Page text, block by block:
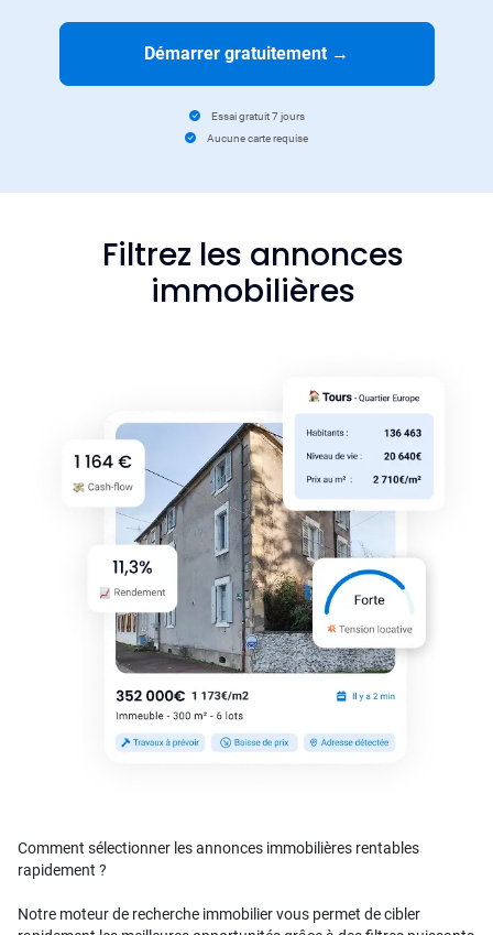
Démarrer gratuitement →
Essai gratuit 7 jours
Aucune carte requise
Filtrez les annonces
immobilières
Comment sélectionner les annonces immobilières rentables
rapidement ?
Notre moteur de recherche immobilier vous permet de cibler